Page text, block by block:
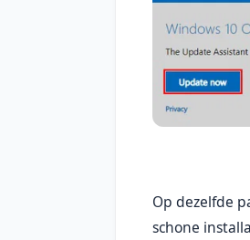
Op dezelfde
schone